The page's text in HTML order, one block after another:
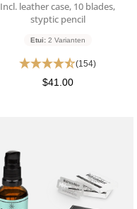
Incl. leather case, 10 blades,
styptic pencil
Etui: 2 Varianten
(154)
$41.00